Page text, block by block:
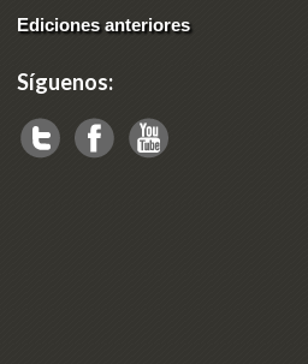
Ediciones anteriores
Síguenos: